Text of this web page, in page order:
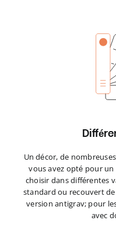
Un décor, de
vous avez opté pour
choisir dans différentes
standard ou recouvert
version antigrav; pour
avec